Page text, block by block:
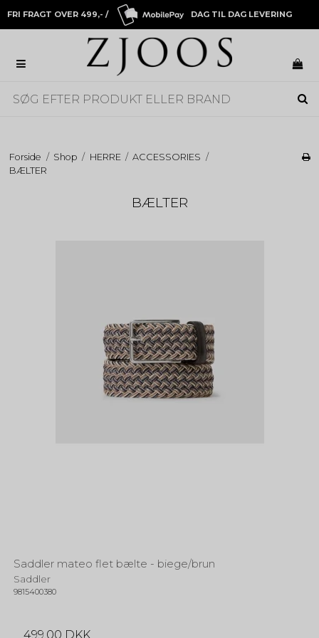
FRI FRAGT OVER 499,- / DAG TIL DAG LEVERING
Forside / Shop / HERRE / ACCESSORIES /
BÆLTER
BÆLTER
Saddler mateo flet bælte - biege/brun
Saddler
9815400380
499,00 DKK